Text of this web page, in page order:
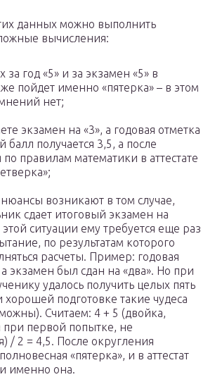
данных можно выполнить
вычисления:
за год «5» и за экзамен «5» в
пойдет именно «пятерка» – в этом
нет;
экзамен на «3», а годовая отметка
балл получается 3,5, а после
правилам математики в аттестате
возникают в том случае,
сдает итоговый экзамен на
ситуации ему требуется еще раз
по результатам которого
расчеты. Пример: годовая
экзамен был сдан на «два». Но при
удалось получить целых пять
хорошей подготовке такие чудеса
Считаем: 4 + 5 (двойка,
при первой попытке, не
/ 2 = 4,5. После округления
«пятерка», и в аттестат
именно она.